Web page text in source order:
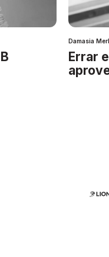
Damasia
Errar